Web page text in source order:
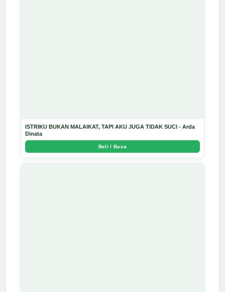
ISTRIKU BUKAN MALAIKAT, TAPI AKU JUGA TIDAK SUCI - Arda
Dinata
Beli / Baca